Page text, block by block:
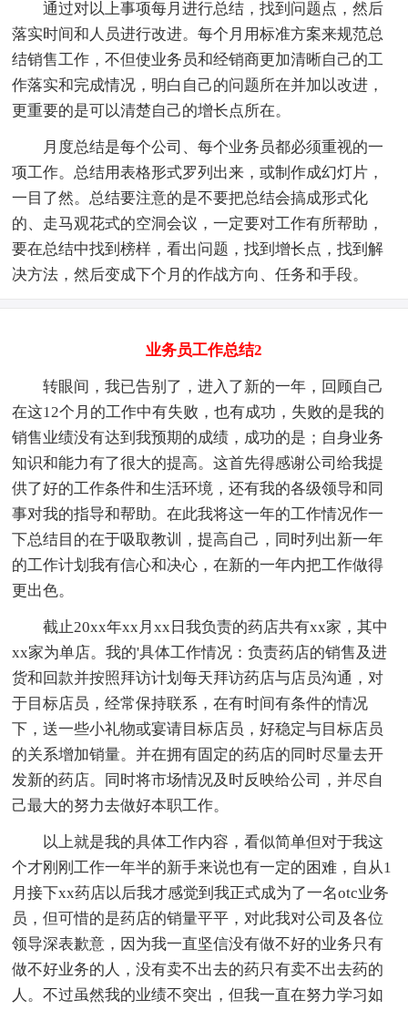
通过对以上事项每月进行总结，找到问题点，然后
落实时间和人员进行改进。每个月用标准方案来规范总
结销售工作，不但使业务员和经销商更加清晰自己的工
作落实和完成情况，明白自己的问题所在并加以改进，
更重要的是可以清楚自己的增长点所在。
月度总结是每个公司、每个业务员都必须重视的一
项工作。总结用表格形式罗列出来，或制作成幻灯片，
一目了然。总结要注意的是不要把总结会搞成形式化
的、走马观花式的空洞会议，一定要对工作有所帮助，
要在总结中找到榜样，看出问题，找到增长点，找到解
决方法，然后变成下个月的作战方向、任务和手段。
业务员工作总结2
转眼间，我已告别了，进入了新的一年，回顾自己
在这12个月的工作中有失败，也有成功，失败的是我的
销售业绩没有达到我预期的成绩，成功的是；自身业务
知识和能力有了很大的提高。这首先得感谢公司给我提
供了好的工作条件和生活环境，还有我的各级领导和同
事对我的指导和帮助。在此我将这一年的工作情况作一
下总结目的在于吸取教训，提高自己，同时列出新一年
的工作计划我有信心和决心，在新的一年内把工作做得
更出色。
截止20xx年xx月xx日我负责的药店共有xx家，其中
xx家为单店。我的'具体工作情况：负责药店的销售及进
货和回款并按照拜访计划每天拜访药店与店员沟通，对
于目标店员，经常保持联系，在有时间有条件的情况
下，送一些小礼物或宴请目标店员，好稳定与目标店员
的关系增加销量。并在拥有固定的药店的同时尽量去开
发新的药店。同时将市场情况及时反映给公司，并尽自
己最大的努力去做好本职工作。
以上就是我的具体工作内容，看似简单但对于我这
个才刚刚工作一年半的新手来说也有一定的困难，自从1
月接下xx药店以后我才感觉到我正式成为了一名otc业务
员，但可惜的是药店的销量平平，对此我对公司及各位
领导深表歉意，因为我一直坚信没有做不好的业务只有
做不好业务的人，没有卖不出去的药只有卖不出去药的
人。不过虽然我的业绩不突出，但我一直在努力学习如